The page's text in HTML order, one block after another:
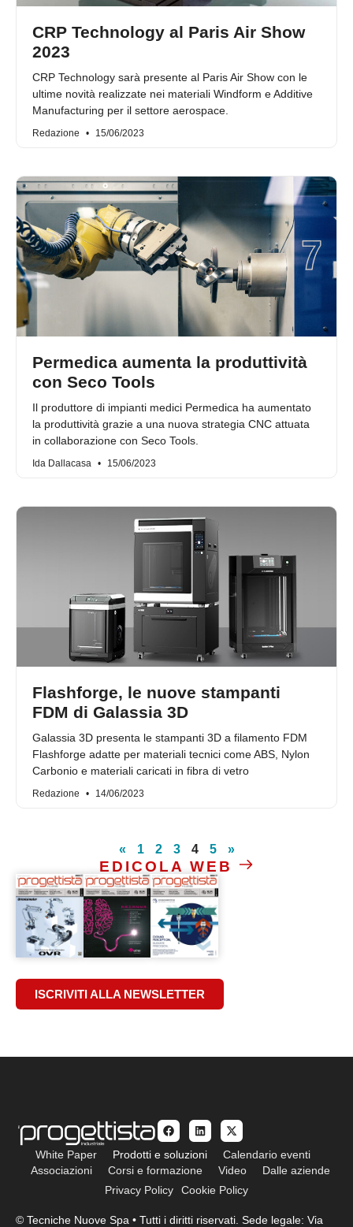
CRP Technology al Paris Air Show
2023
CRP Technology sarà presente al Paris Air Show con le
ultime novità realizzate nei materiali Windform e Additive
Manufacturing per il settore aerospace.
Redazione 15/06/2023
Permedica aumenta la produttività
con Seco Tools
Il produttore di impianti medici Permedica ha aumentato
la produttività grazie a una nuova strategia CNC attuata
in collaborazione con Seco Tools.
Ida Dallacasa 15/06/2023
Flashforge, le nuove stampanti
FDM di Galassia 3D
Galassia 3D presenta le stampanti 3D a filamento FDM
Flashforge adatte per materiali tecnici come ABS, Nylon
Carbonio e materiali caricati in fibra di vetro
Redazione 14/06/2023
« 1 2 3 4 5 »
EDICOLA WEB
ISCRIVITI ALLA NEWSLETTER
White Paper Prodotti e soluzioni
Calendario eventi
Associazioni
Corsi e formazione Video
Dalle aziende
Privacy Policy
Cookie Policy
© Tecniche Nuove Spa • Tutti i diritti riservati. Sede legale: Via